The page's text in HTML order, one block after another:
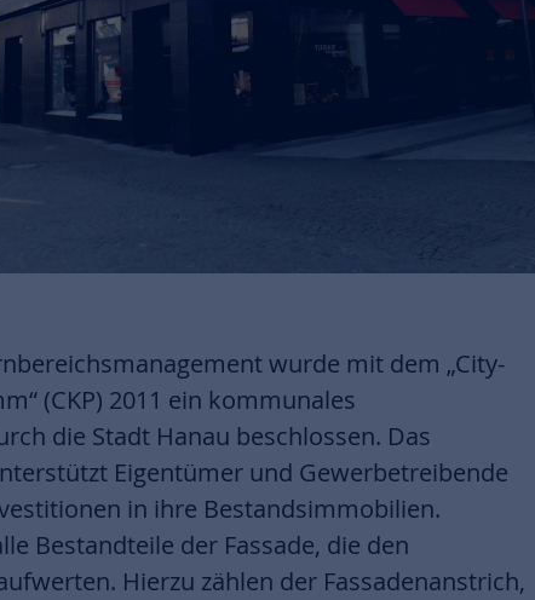
wurde mit dem „City-
(CKP) 2011 ein kommunales
die Stadt Hanau beschlossen. Das
Eigentümer und Gewerbetreibende
in ihre Bestandsimmobilien.
Bestandteile der Fassade, die den
Hierzu zählen der Fassadenanstrich,
und Fensterteilungen regelt.
um in den Genuss der Fördermittel
eingerichteter Ausschuss spricht
dann dem Magistrat zur Beschlussfassung
der ProjektStadt ist die Steuerung, Vor-
Anträge und Antragsunterlagen sowie die
Bis zum Jahr 2018 wurden rund 60